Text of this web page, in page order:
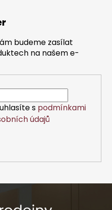
budeme zasílat
na našem e-
s podmínkami
údajů